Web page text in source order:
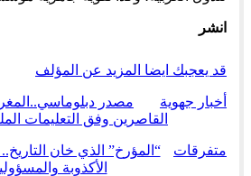
انشر
قد يعجبك ايضا المزيد عن المؤلف
أخبار جهوية
مصدر
القاصرين وفق التعليمات
متفرقات
“المؤرخ” الذي خان
الأكذوبة